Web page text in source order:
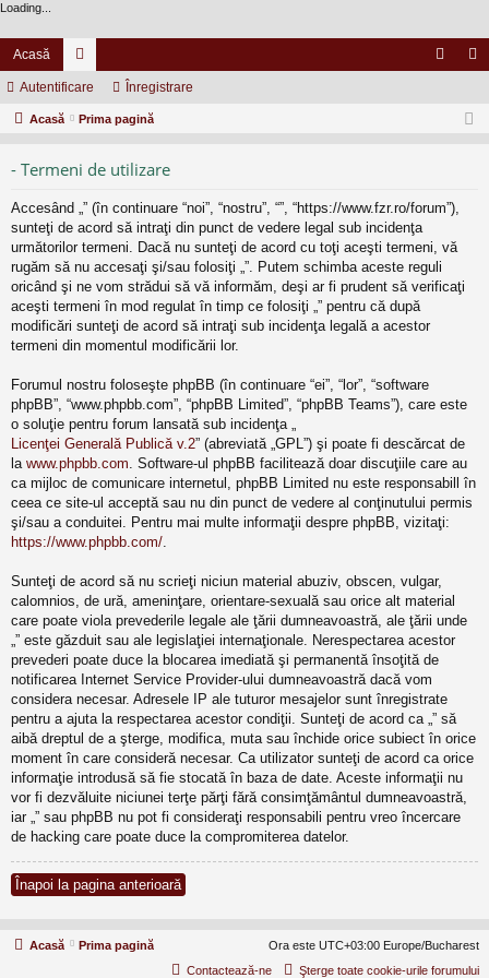
Loading...
Acasă
or
u eg
Autentificare Înregistrare
Acasă Prima pagină
- Termeni de utilizare
Accesând „” (în continuare “noi”, “nostru”, “”, “https://www.fzr.ro/forum”),
sunteţi de acord să intraţi din punct de vedere legal sub incidenţa
următorilor termeni. Dacă nu sunteţi de acord cu toţi aceşti termeni, vă
rugăm să nu accesaţi şi/sau folosiţi „”. Putem schimba aceste reguli
oricând şi ne vom strădui să vă informăm, deşi ar fi prudent să verificaţi
aceşti termeni în mod regulat în timp ce folosiţi „” pentru că după
modificări sunteţi de acord să intraţi sub incidenţa legală a acestor
termeni din momentul modificării lor.
Forumul nostru foloseşte phpBB (în continuare “ei”, “lor”, “software
phpBB”, “www.phpbb.com”, “phpBB Limited”, “phpBB Teams”), care este
o soluţie pentru forum lansată sub incidenţa „
Licenţei Generală Publică v.2” (abreviată „GPL”) şi poate fi descărcat de
la www.phpbb.com . Software-ul phpBB facilitează doar discuţiile care au
ca mijloc de comunicare internetul, phpBB Limited nu este responsabill în
ceea ce site-ul acceptă sau nu din punct de vedere al conţinutului permis
şi/sau a conduitei. Pentru mai multe informaţii despre phpBB, vizitaţi:
https://www.phpbb.com/
Sunteţi de acord să nu scrieţi niciun material abuziv, obscen, vulgar,
calomnios, de ură, ameninţare, orientare-sexuală sau orice alt material
care poate viola prevederile legale ale ţării dumneavoastră, ale ţării unde
„” este găzduit sau ale legislaţiei internaţionale. Nerespectarea acestor
prevederi poate duce la blocarea imediată şi permanentă însoţită de
notificarea Internet Service Provider-ului dumneavoastră dacă vom
considera necesar. Adresele IP ale tuturor mesajelor sunt înregistrate
pentru a ajuta la respectarea acestor condiţii. Sunteţi de acord ca „” să
aibă dreptul de a şterge, modifica, muta sau închide orice subiect în orice
moment în care consideră necesar. Ca utilizator sunteţi de acord ca orice
informaţie introdusă să fie stocată în baza de date. Aceste informaţii nu
vor fi dezvăluite niciunei terţe părţi fără consimţământul dumneavoastră,
iar „” sau phpBB nu pot fi consideraţi responsabili pentru vreo încercare
de hacking care poate duce la compromiterea datelor.
Înapoi la pagina anterioară
Acasă Prima pagină
Ora este UTC+03:00 Europe/Bucharest
Şterge toate cookie-urile forumului
Contactează-ne